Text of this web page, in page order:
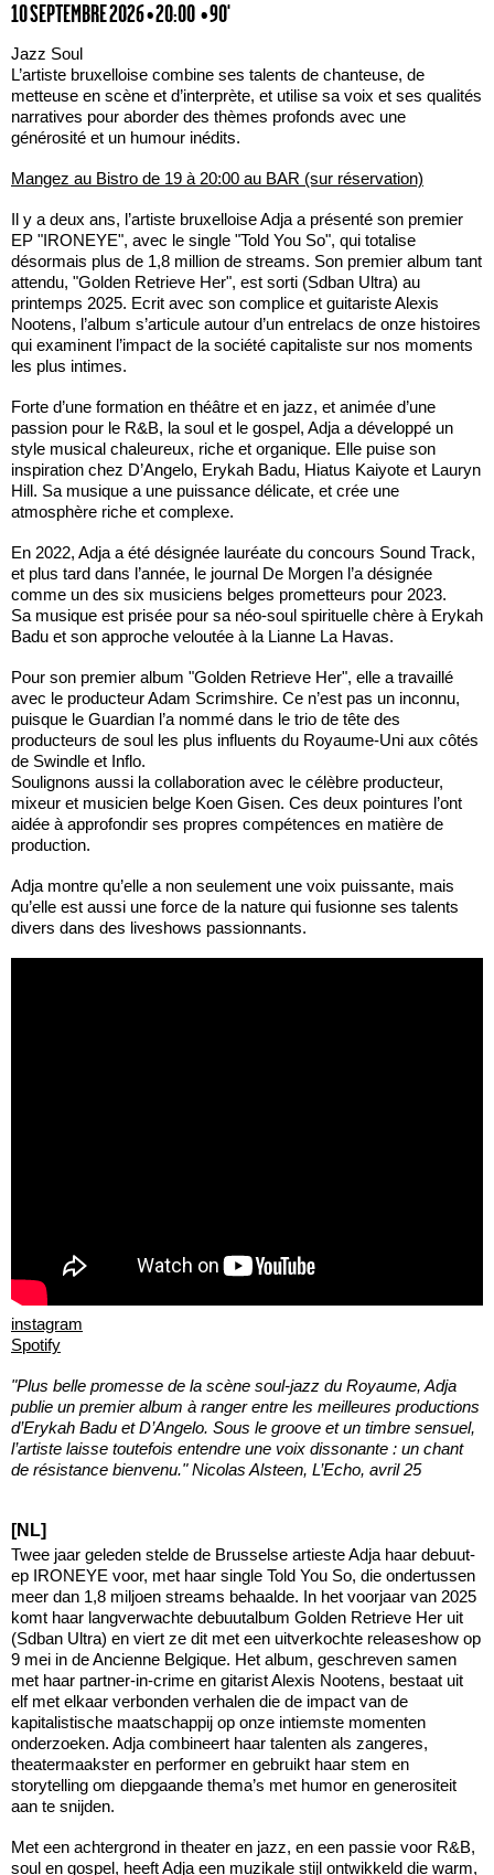
10 SEPTEMBRE 2026 • 20:00 • 90'
Jazz Soul
L’artiste bruxelloise combine ses talents de chanteuse, de
metteuse en scène et d’interprète, et utilise sa voix et ses qualités
narratives pour aborder des thèmes profonds avec une
générosité et un humour inédits.
Mangez au Bistro de 19 à 20:00 au BAR (sur réservation)
Il y a deux ans, l’artiste bruxelloise Adja a présenté son premier
EP "IRONEYE", avec le single "Told You So", qui totalise
désormais plus de 1,8 million de streams. Son premier album tant
attendu, "Golden Retrieve Her", est sorti (Sdban Ultra) au
printemps 2025. Ecrit avec son complice et guitariste Alexis
Nootens, l’album s’articule autour d’un entrelacs de onze histoires
qui examinent l’impact de la société capitaliste sur nos moments
les plus intimes.
Forte d’une formation en théâtre et en jazz, et animée d’une
passion pour le R&B, la soul et le gospel, Adja a développé un
style musical chaleureux, riche et organique. Elle puise son
inspiration chez D’Angelo, Erykah Badu, Hiatus Kaiyote et Lauryn
Hill. Sa musique a une puissance délicate, et crée une
atmosphère riche et complexe.
En 2022, Adja a été désignée lauréate du concours Sound Track,
et plus tard dans l’année, le journal De Morgen l’a désignée
comme un des six musiciens belges prometteurs pour 2023.
Sa musique est prisée pour sa néo-soul spirituelle chère à Erykah
Badu et son approche veloutée à la Lianne La Havas.
Pour son premier album "Golden Retrieve Her", elle a travaillé
avec le producteur Adam Scrimshire. Ce n’est pas un inconnu,
puisque le Guardian l’a nommé dans le trio de tête des
producteurs de soul les plus influents du Royaume-Uni aux côtés
de Swindle et Inflo.
Soulignons aussi la collaboration avec le célèbre producteur,
mixeur et musicien belge Koen Gisen. Ces deux pointures l’ont
aidée à approfondir ses propres compétences en matière de
production.
Adja montre qu’elle a non seulement une voix puissante, mais
qu’elle est aussi une force de la nature qui fusionne ses talents
divers dans des liveshows passionnants.
instagram
Spotify
"Plus belle promesse de la scène soul-jazz du Royaume, Adja
publie un premier album à ranger entre les meilleures productions
d’Erykah Badu et D’Angelo. Sous le groove et un timbre sensuel,
l’artiste laisse toutefois entendre une voix dissonante : un chant
de résistance bienvenu." Nicolas Alsteen, L’Echo, avril 25
[NL]
Twee jaar geleden stelde de Brusselse artieste Adja haar debuut-
ep IRONEYE voor, met haar single Told You So, die ondertussen
meer dan 1,8 miljoen streams behaalde. In het voorjaar van 2025
komt haar langverwachte debuutalbum Golden Retrieve Her uit
(Sdban Ultra) en viert ze dit met een uitverkochte releaseshow op
9 mei in de Ancienne Belgique. Het album, geschreven samen
met haar partner-in-crime en gitarist Alexis Nootens, bestaat uit
elf met elkaar verbonden verhalen die de impact van de
kapitalistische maatschappij op onze intiemste momenten
onderzoeken. Adja combineert haar talenten als zangeres,
theatermaakster en performer en gebruikt haar stem en
storytelling om diepgaande thema’s met humor en generositeit
aan te snijden.
Met een achtergrond in theater en jazz, en een passie voor R&B,
soul en gospel, heeft Adja een muzikale stijl ontwikkeld die warm,